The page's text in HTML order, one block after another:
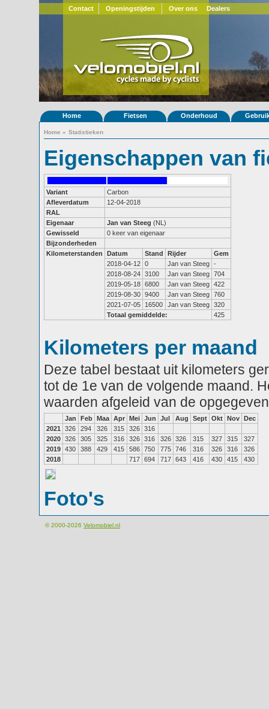
Contact Openingstijden Over ons Dealers
Home Fietsen Onderhoud
Home » Statistieken
Eigenschappen van
Variant
Carbon
Afleverdatum
12-04-2018
RAL
Eigenaar
Jan van Steeg (NL)
Gewisseld
0 keer van eigenaar
Bijzonderheden
Kilometerstanden
Datum Stand Rijder
Gem
2018-04-12 0 Jan van Steeg -
2018-08-24 3100 Jan van Steeg 704
2019-05-18 6800 Jan van Steeg 422
2019-08-30 9400 Jan van Steeg 760
2021-07-05
16500 Jan van Steeg 320
Totaal gemiddelde:
425
Kilometers per maand
Deze tabel bestaat uit kilometers
tot de 1e van de volgende maand.
waarden afgeleid van de
Jan Feb Maa Apr Mei Jun Jul Aug Sept Okt Nov Dec
2021
326 294 326 315 326 316
2020 326 305 325 316 326 316 326 326 315 327 315
327
2019 430 388 429 415 586 750 775 746 316 326 316
326
2018
717 694 717 643 416 430 415 430
Foto's
© 2000-2026 Velomobiel.nl